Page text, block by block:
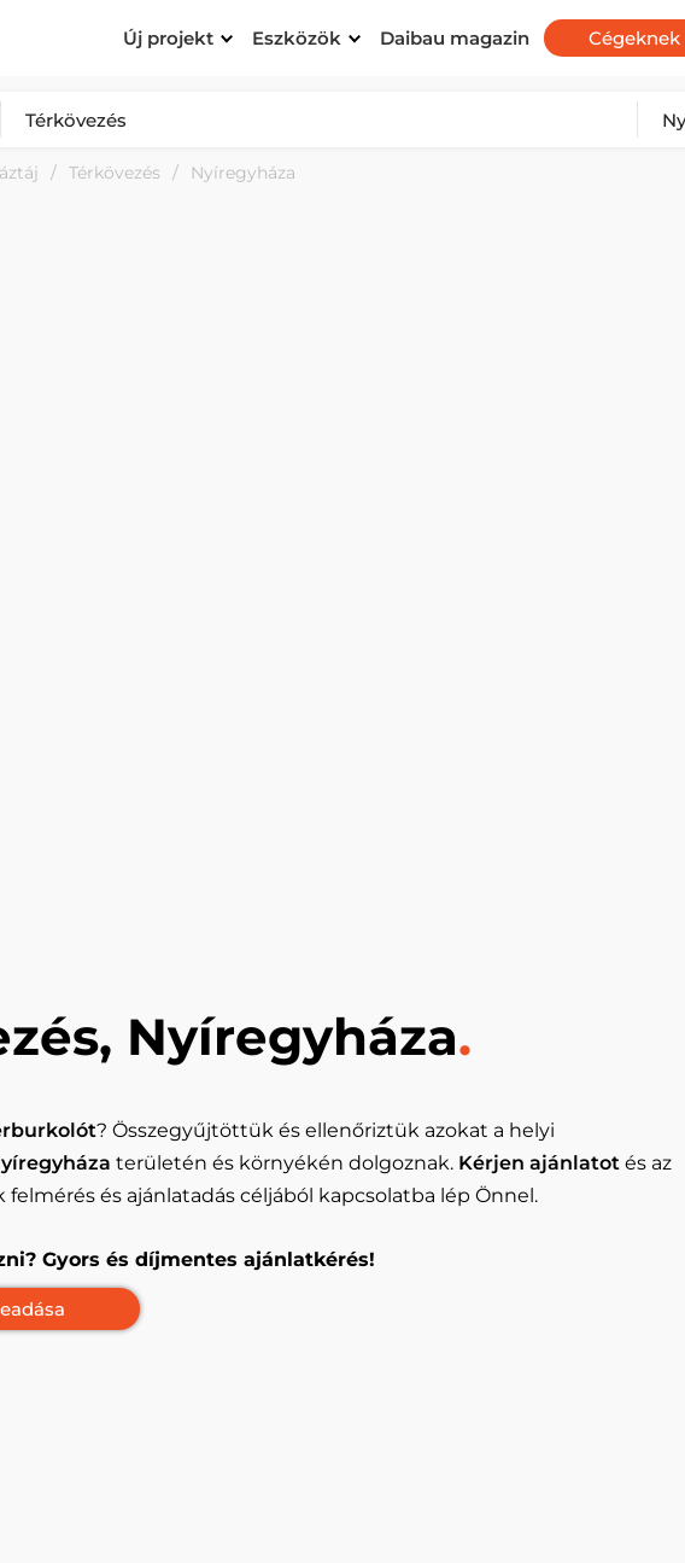
Új projekt Eszközök Daibau magazin Cégeknek
Térkövezés Nyíregyháza
Nyíregyháza.
? Összegyűjtöttük és ellenőriztük azokat a helyi
területén és környékén dolgoznak. Kérjen ajánlatot és az
és ajánlatadás céljából kapcsolatba lép Önnel.
Gyors és díjmentes ajánlatkérés!